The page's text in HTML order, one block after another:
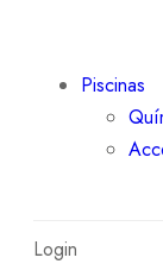
Piscinas
Login